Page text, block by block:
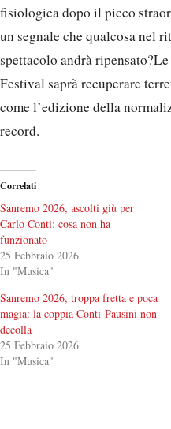
fisiologica dopo il picco
un segnale che qualcosa nel
spettacolo andrà
Festival saprà recuperare
come l’edizione della
record.
Correlati
Sanremo 2026, ascolti giù per
Carlo Conti: cosa non ha
funzionato
25 Febbraio 2026
In "Musica"
Sanremo 2026, troppa fretta e poca
magia: la coppia Conti-Pausini non
decolla
25 Febbraio 2026
In "Musica"